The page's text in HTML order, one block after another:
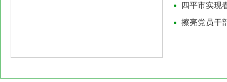
四平市实现
擦亮党员干